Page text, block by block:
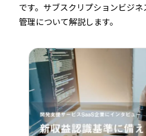
です。サブスクリプションビジ
管理について解説します。